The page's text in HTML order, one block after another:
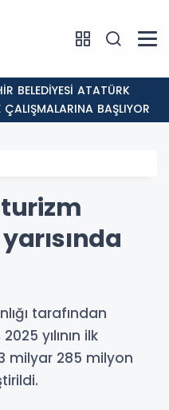
ÇALIŞMALARINA BAŞLIYOR
tarafından
yılının ilk
milyar 285 milyon